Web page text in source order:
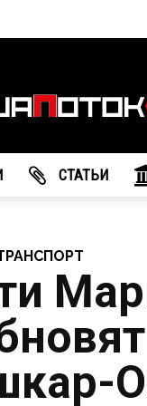
агентство
"МедиаПоток"
CТАТЬИ